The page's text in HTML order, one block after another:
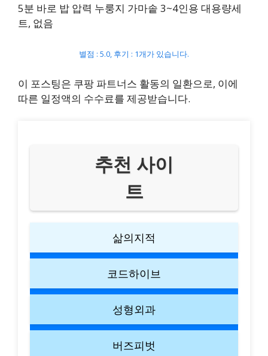
5분 바로 밥 압력 누룽지 가마솥 3~4인용 대용량세
트, 없음
별점 : 5.0, 후기 : 1개가 있습니다.
이 포스팅은 쿠팡 파트너스 활동의 일환으로, 이에
따른 일정액의 수수료를 제공받습니다.
추천 사이
트
삶의지적
코드하이브
성형외과
버즈피벗